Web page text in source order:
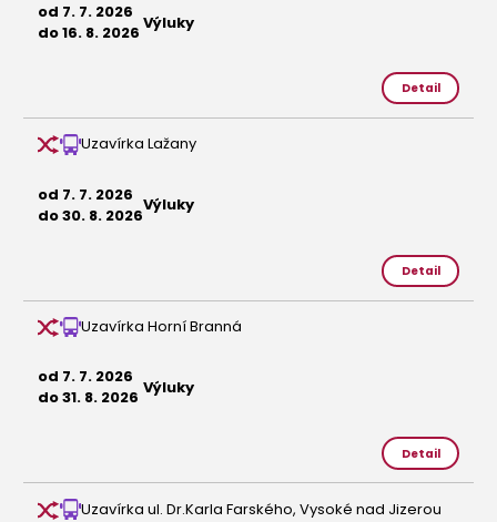
od 7. 7. 2026
do 16. 8. 2026 Výluky
Detail
Uzavírka Lažany
od 7. 7. 2026
do 30. 8. 2026Výluky
Detail
Uzavírka Horní Branná
od 7. 7. 2026
do 31. 8. 2026 Výluky
Detail
Uzavírka ul. Dr.Karla Farského, Vysoké nad Jizerou